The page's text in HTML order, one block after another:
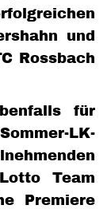
und
Rossbach
für
LK-
Team
Premiere